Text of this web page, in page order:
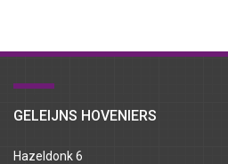
GELEIJNS HOVENIERS
Hazeldonk 6